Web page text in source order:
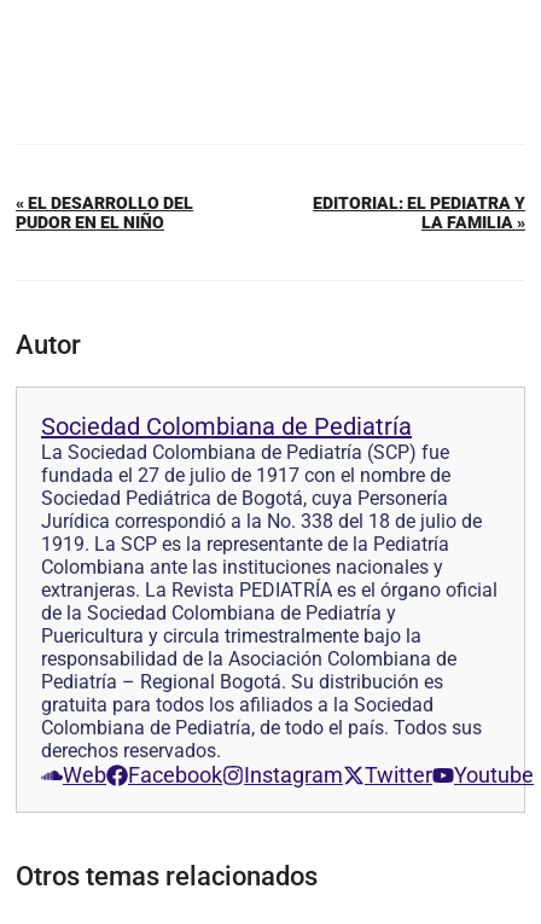
« EL DESARROLLO DEL
PUDOR EN EL NIÑO
EDITORIAL: EL PEDIATRA Y
LA FAMILIA »
Autor
Sociedad Colombiana de Pediatría
La Sociedad Colombiana de Pediatría (SCP) fue
fundada el 27 de julio de 1917 con el nombre de
Sociedad Pediátrica de Bogotá, cuya Personería
Jurídica correspondió a la No. 338 del 18 de julio de
1919. La SCP es la representante de la Pediatría
Colombiana ante las instituciones nacionales y
extranjeras. La Revista PEDIATRÍA es el órgano oficial
de la Sociedad Colombiana de Pediatría y
Puericultura y circula trimestralmente bajo la
responsabilidad de la Asociación Colombiana de
Pediatría – Regional Bogotá. Su distribución es
gratuita para todos los afiliados a la Sociedad
Colombiana de Pediatría, de todo el país. Todos sus
derechos reservados.
Web Facebook Instagram Twitter Youtube
Otros temas relacionados